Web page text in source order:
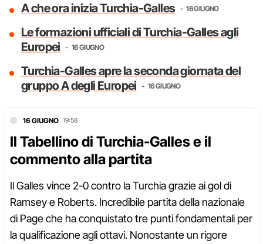
A che ora inizia Turchia-Galles 16 GIUGNO
Le formazioni ufficiali di Turchia-Galles agli
Europei
16 GIUGNO
Turchia-Galles apre la seconda giornata del
gruppo A degli Europei
16 GIUGNO
16 GIUGNO 19:58
Il Tabellino di Turchia-Galles e il
commento alla partita
Il Galles vince 2-0 contro la Turchia grazie ai gol di
Ramsey e Roberts. Incredibile partita della nazionale
di Page che ha conquistato tre punti fondamentali per
la qualificazione agli ottavi. Nonostante un rigore